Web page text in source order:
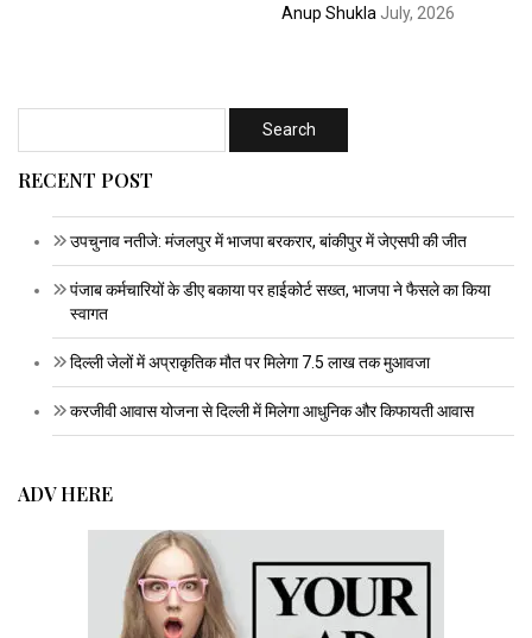
Anup Shukla July, 2026
RECENT POST
उपचुनाव नतीजे: मंजलपुर में भाजपा बरकरार, बांकीपुर में जेएसपी की जीत
पंजाब कर्मचारियों के डीए बकाया पर हाईकोर्ट सख्त, भाजपा ने फैसले का किया
स्वागत
दिल्ली जेलों में अप्राकृतिक मौत पर मिलेगा 7.5 लाख तक मुआवजा
करजीवी आवास योजना से दिल्ली में मिलेगा आधुनिक और किफायती आवास
ADV HERE